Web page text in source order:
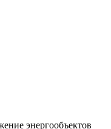
энергообъектов